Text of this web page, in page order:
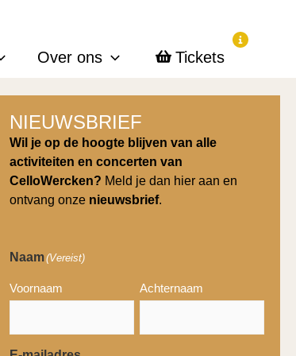
Over ons Tickets
NIEUWSBRIEF
Wil je op de hoogte blijven van alle
activiteiten en concerten van
CelloWercken? Meld je dan hier aan en
ontvang onze nieuwsbrief.
Naam(Vereist)
Voornaam Achternaam